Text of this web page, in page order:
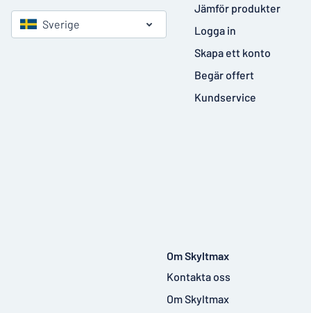
Sverige
Jämför produkter
Logga in
Skapa ett konto
Begär offert
Kundservice
Om Skyltmax
Kontakta oss
Om Skyltmax